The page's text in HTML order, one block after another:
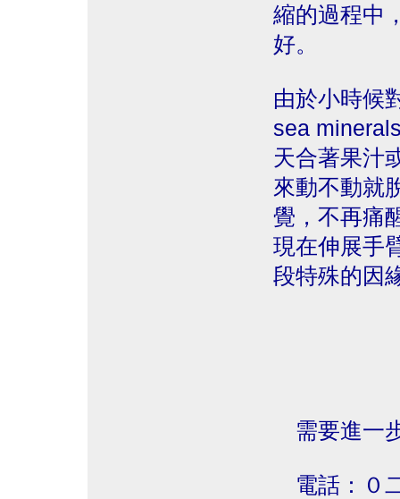
縮的過程中
好。
由於小時候
sea
天合著果汁
來動不動就
覺，不再痛
現在伸展手
段特殊的因
需要進一
電話：０